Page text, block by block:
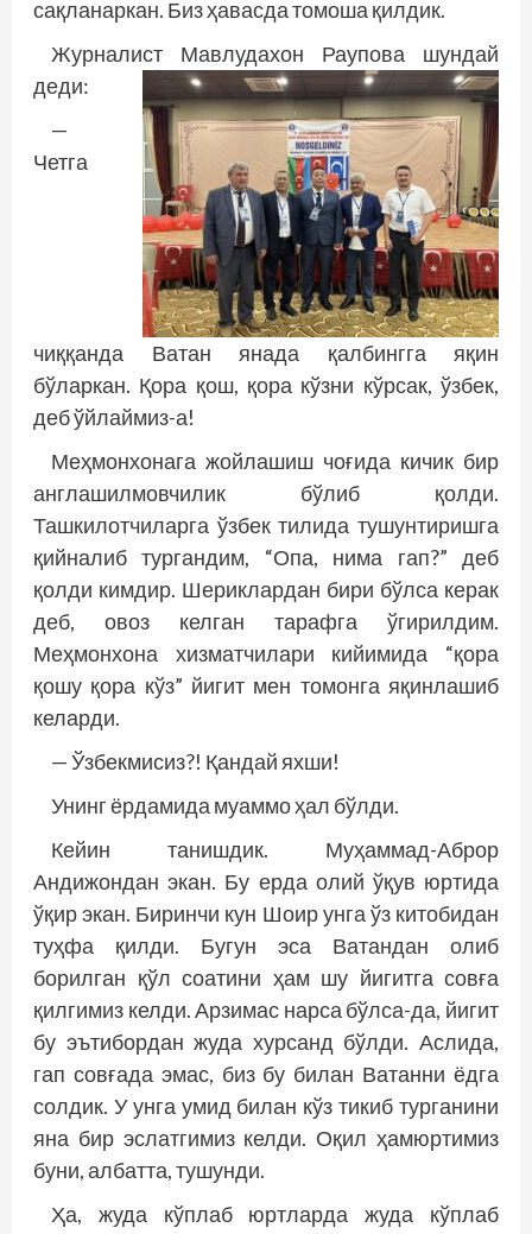
сақланаркан. Биз ҳавасда томоша қилдик.
Журналист Мавлудахон Раупова шундай
деди:
—
Четга
чиққанда Ватан янада қалбингга яқин
бўларкан. Қора қош, қора кўзни кўрсак, ўзбек,
деб ўйлаймиз-а!
Меҳмонхонага жойлашиш чоғида кичик бир
англашилмовчилик бўлиб қолди.
Ташкилотчиларга ўзбек тилида тушунтиришга
қийналиб тургандим, “Опа, нима гап?” деб
қолди кимдир. Шериклардан бири бўлса керак
деб, овоз келган тарафга ўгирилдим.
Меҳмонхона хизматчилари кийимида “қора
қошу қора кўз” йигит мен томонга яқинлашиб
келарди.
— Ўзбекмисиз?! Қандай яхши!
Унинг ёрдамида муаммо ҳал бўлди.
Кейин танишдик. Муҳаммад-Аброр
Андижондан экан. Бу ерда олий ўқув юртида
ўқир экан. Биринчи кун Шоир унга ўз китобидан
туҳфа қилди. Бугун эса Ватандан олиб
борилган қўл соатини ҳам шу йигитга совға
қилгимиз келди. Арзимас нарса бўлса-да, йигит
бу эътибордан жуда хурсанд бўлди. Аслида,
гап совғада эмас, биз бу билан Ватанни ёдга
солдик. У унга умид билан кўз тикиб турганини
яна бир эслатгимиз келди. Оқил ҳамюртимиз
буни, албатта, тушунди.
Ҳа, жуда кўплаб юртларда жуда кўплаб